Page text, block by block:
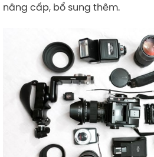
nâng cấp, bổ sung thêm.